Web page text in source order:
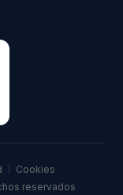
Cookies
reservados